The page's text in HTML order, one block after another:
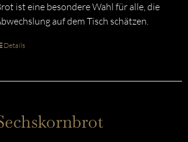
ist eine besondere Wahl für alle, die
auf dem Tisch schätzen.
Details